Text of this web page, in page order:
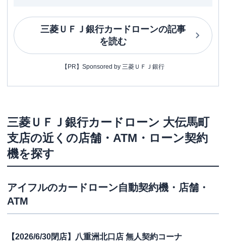
三菱ＵＦＪ銀行カードローンの記事
を読む
【PR】Sponsored by 三菱ＵＦＪ銀行
三菱ＵＦＪ銀行カードローン 大伝馬町
支店の近くの店舗・ATM・ローン契約
機を探す
アイフルのカードローン自動契約機・店舗・
ATM
【2026/6/30閉店】八重洲北口店 無人契約コーナ